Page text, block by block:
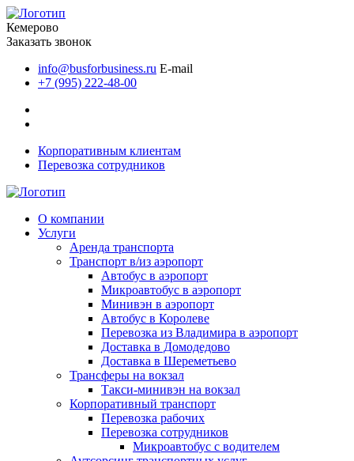
Кемерово
Заказать звонок
info@busforbusiness.ru E-mail
+7 (995) 222-48-00
Корпоративным клиентам
Перевозка сотрудников
О компании
Услуги
Аренда транспорта
Транспорт в/из аэропорт
Автобус в аэропорт
Микроавтобус в аэропорт
Минивэн в аэропорт
Автобус в Королеве
Перевозка из Владимира в аэропорт
Доставка в Домодедово
Доставка в Шереметьево
Трансферы на вокзал
Такси-минивэн на вокзал
Корпоративный транспорт
Перевозка рабочих
Перевозка сотрудников
Микроавтобус с водителем